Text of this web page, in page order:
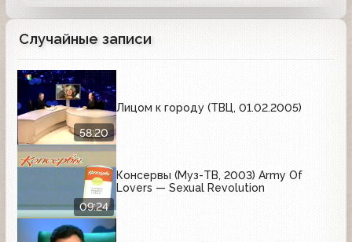
Случайные записи
58:20
Лицом к городу (ТВЦ, 01.02.2005)
09:24
Консервы (Муз-ТВ, 2003) Army Of
Lovers — Sexual Revolution